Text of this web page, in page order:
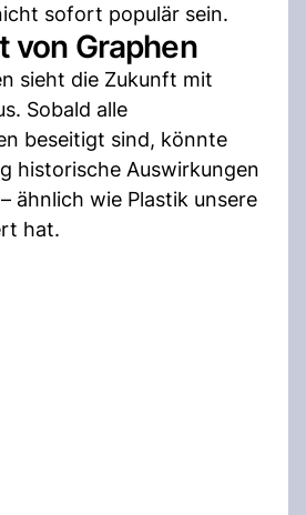
sofort populär sein.
von Graphen
sieht die Zukunft mit
Sobald alle
beseitigt sind, könnte
historische Auswirkungen
ähnlich wie Plastik unsere
hat.